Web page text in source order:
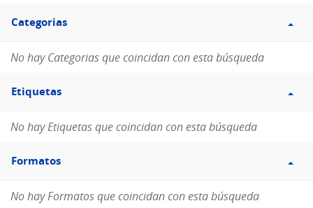
Filtro
Categorias
Categorias
No hay Categorias que coincidan con esta búsqueda
Filtro
Etiquetas
Etiquetas
No hay Etiquetas que coincidan con esta búsqueda
Filtro
Formatos
Formatos
No hay Formatos que coincidan con esta búsqueda